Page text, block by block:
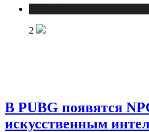
2
В PUBG появятся
искусственным